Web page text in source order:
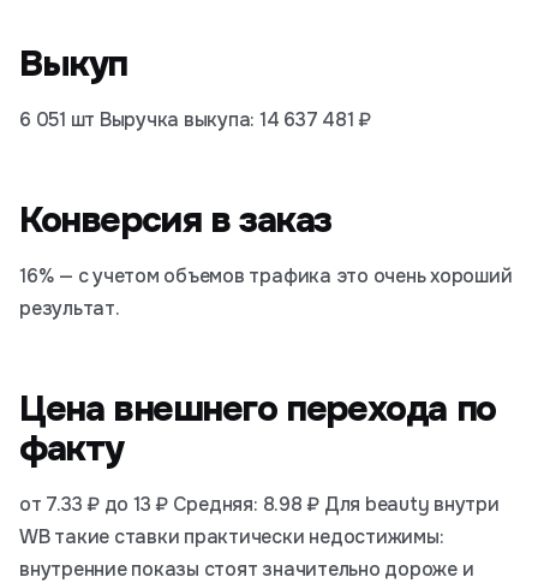
Выкуп
6 051 шт Выручка выкупа: 14 637 481 ₽
Конверсия в заказ
16% — с учетом объемов трафика это очень хороший
результат.
Цена внешнего перехода по
факту
от 7.33 ₽ до 13 ₽ Средняя: 8.98 ₽ Для beauty внутри
WB такие ставки практически недостижимы:
внутренние показы стоят значительно дороже и